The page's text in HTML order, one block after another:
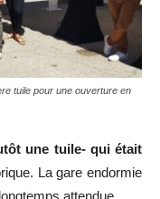
tuile pour une ouverture en
une tuile- qui était
La gare endormie
attendue.